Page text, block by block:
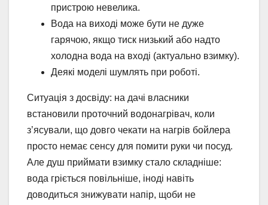
пристрою невелика.
Вода на виході може бути не дуже
гарячою, якщо тиск низький або надто
холодна вода на вході (актуально взимку).
Деякі моделі шумлять при роботі.
Ситуація з досвіду: на дачі власники
встановили проточний водонагрівач, коли
з’ясували, що довго чекати на нагрів бойлера
просто немає сенсу для помити руки чи посуд.
Але душ приймати взимку стало складніше:
вода гріється повільніше, іноді навіть
доводиться знижувати напір, щоби не